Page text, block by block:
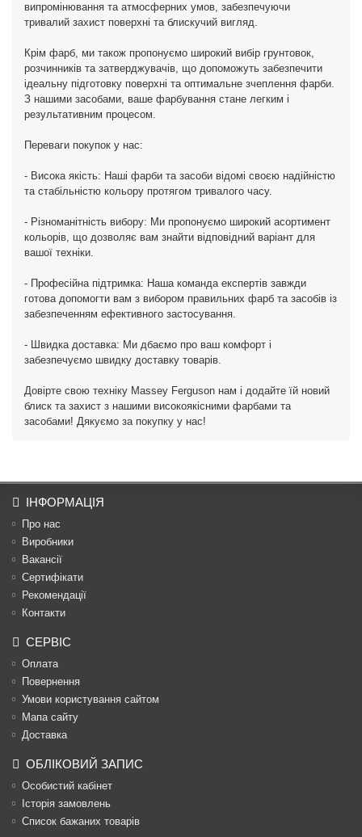
випромінювання та атмосферних умов, забезпечуючи
тривалий захист поверхні та блискучий вигляд.
Крім фарб, ми також пропонуємо широкий вибір грунтовок,
розчинників та затверджувачів, що допоможуть забезпечити
ідеальну підготовку поверхні та оптимальне зчеплення фарби.
З нашими засобами, ваше фарбування стане легким і
результативним процесом.
Переваги покупок у нас:
- Висока якість: Наші фарби та засоби відомі своєю надійністю
та стабільністю кольору протягом тривалого часу.
- Різноманітність вибору: Ми пропонуємо широкий асортимент
кольорів, що дозволяє вам знайти відповідний варіант для
вашої техніки.
- Професійна підтримка: Наша команда експертів завжди
готова допомогти вам з вибором правильних фарб та засобів із
забезпеченням ефективного застосування.
- Швидка доставка: Ми дбаємо про ваш комфорт і
забезпечуємо швидку доставку товарів.
Довірте свою техніку Massey Ferguson нам і додайте їй новий
блиск та захист з нашими високоякісними фарбами та
засобами! Дякуємо за покупку у нас!
ІНФОРМАЦІЯ
Про нас
Виробники
Вакансії
Сертифікати
Рекомендації
Контакти
СЕРВІС
Оплата
Повернення
Умови користування сайтом
Мапа сайту
Доставка
ОБЛІКОВИЙ ЗАПИС
Особистий кабінет
Історія замовлень
Список бажаних товарів